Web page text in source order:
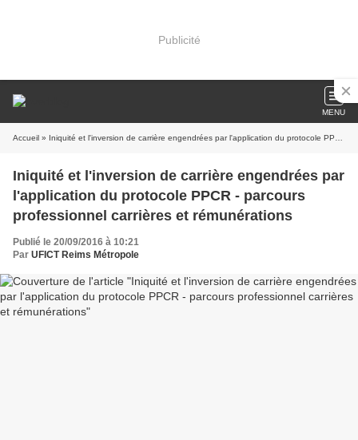
Publicité
MENU
Accueil » Iniquité et l'inversion de carrière engendrées par l'application du protocole PPCR - parcours professionnel carrières et rémunérations
Iniquité et l'inversion de carrière engendrées par
l'application du protocole PPCR - parcours
professionnel carrières et rémunérations
Publié le 20/09/2016 à 10:21
Par UFICT Reims Métropole